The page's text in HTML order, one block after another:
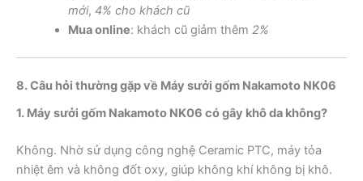
mới, 4% cho khách cũ
Mua online: khách cũ giảm thêm 2%
8. Câu hỏi thường gặp về Máy sưởi gốm Nakamoto NK06
1. Máy sưởi gốm Nakamoto NK06 có gây khô da không?
Không. Nhờ sử dụng công nghệ Ceramic PTC, máy tỏa
nhiệt êm và không đốt oxy, giúp không khí không bị khô.